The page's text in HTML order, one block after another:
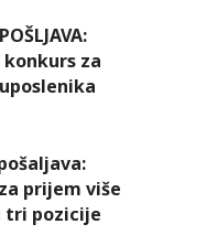
konkurs za
prijem više
tri pozicije